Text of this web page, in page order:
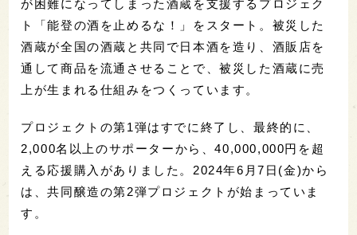
が困難になってしまった酒蔵を支援するプロジェク
ト「能登の酒を止めるな！」をスタート。被災した
酒蔵が全国の酒蔵と共同で日本酒を造り、酒販店を
通して商品を流通させることで、被災した酒蔵に売
上が生まれる仕組みをつくっています。
プロジェクトの第1弾はすでに終了し、最終的に、
2,000名以上のサポーターから、40,000,000円を超
える応援購入がありました。2024年6月7日(金)から
は、共同醸造の第2弾プロジェクトが始まっていま
す。